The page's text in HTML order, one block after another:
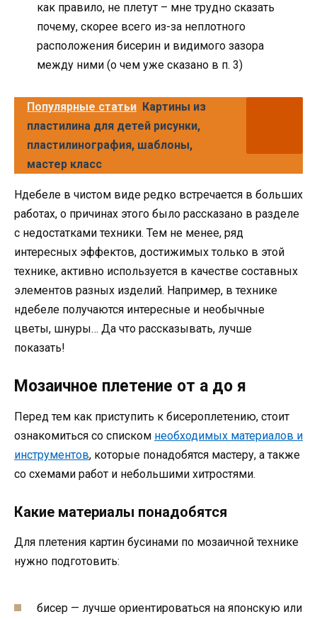
как правило, не плетут – мне трудно сказать
почему, скорее всего из-за неплотного
расположения бисерин и видимого зазора
между ними (о чем уже сказано в п. 3)
Популярные статьи Картины из
пластилина для детей рисунки,
пластилинография, шаблоны,
мастер класс
Ндебеле в чистом виде редко встречается в больших
работах, о причинах этого было рассказано в разделе
с недостатками техники. Тем не менее, ряд
интересных эффектов, достижимых только в этой
технике, активно используется в качестве составных
элементов разных изделий. Например, в технике
ндебеле получаются интересные и необычные
цветы, шнуры… Да что рассказывать, лучше
показать!
Мозаичное плетение от а до я
Перед тем как приступить к бисероплетению, стоит
ознакомиться со списком необходимых материалов и
инструментов, которые понадобятся мастеру, а также
со схемами работ и небольшими хитростями.
Какие материалы понадобятся
Для плетения картин бусинами по мозаичной технике
нужно подготовить:
бисер — лучше ориентироваться на японскую или